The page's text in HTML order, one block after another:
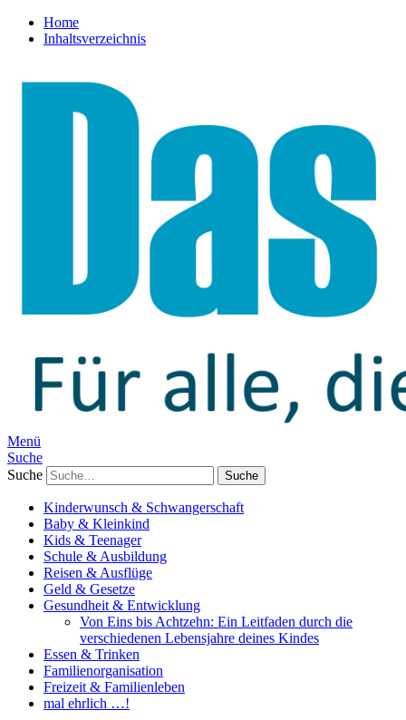
Home
Inhaltsverzeichnis
Menü
Suche
Suche
Kinderwunsch & Schwangerschaft
Baby & Kleinkind
Kids & Teenager
Schule & Ausbildung
Reisen & Ausflüge
Geld & Gesetze
Gesundheit & Entwicklung
Von Eins bis Achtzehn: Ein Leitfaden durch die
verschiedenen Lebensjahre deines Kindes
Essen & Trinken
Familienorganisation
Freizeit & Familienleben
mal ehrlich …!